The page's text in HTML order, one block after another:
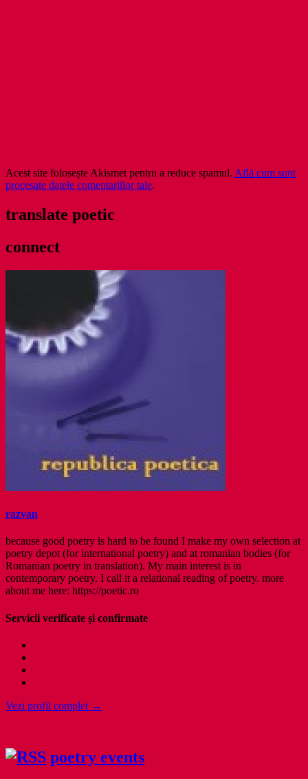
Acest site folosește Akismet pentru a reduce spamul. Află cum sunt
procesate datele comentariilor tale.
translate poetic
connect
razvan
because good poetry is hard to be found I make my own selection at
poetry depot (for international poetry) and at romanian bodies (for
Romanian poetry in translation). My main interest is in
contemporary poetry. I call it a relational reading of poetry. more
about me here: https://poetic.ro
Servicii verificate și confirmate
Vezi profil complet →
poetry events